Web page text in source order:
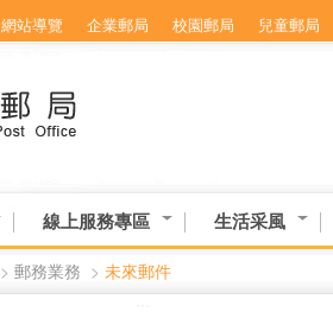
網站導覽 企業郵局 校園郵局 兒童郵局
線上服務專區 生活采風
> 郵務業務 > 未來郵件